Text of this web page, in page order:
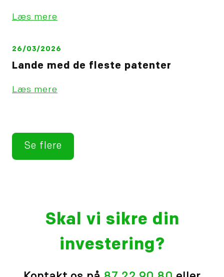
Læs mere
26/03/2026
Lande med de fleste patenter
Læs mere
Se flere
Skal vi sikre din
investering?